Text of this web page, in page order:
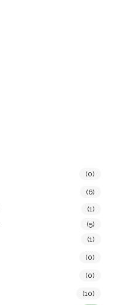
(0)
(6)
(1)
(5)
(1)
(0)
(0)
(10)